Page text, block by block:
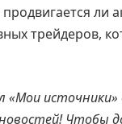
трейдеров,
«Мои
Чтобы